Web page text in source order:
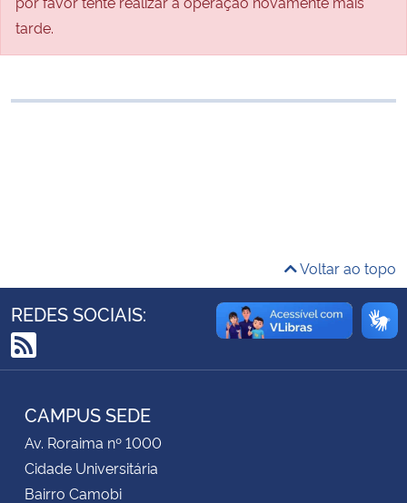
Ministério da Cidadania
Controladoria-Geral da União
Secretaria-Geral
Secretaria de Governo
tarde.
Voltar ao topo
REDES SOCIAIS:
RSS
CAMPUS SEDE
Av. Roraima nº 1000
Cidade Universitária
Bairro Camobi